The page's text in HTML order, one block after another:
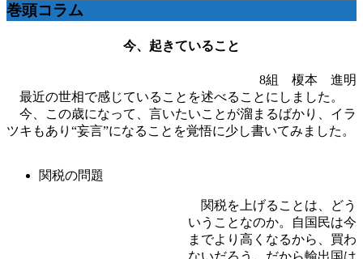
巻頭コラム
今、起きていること
8組 榎本 進明
最近の世相で感じていることを述べることにしました。
今、この歳になって、言いたいことが溜まるばかり、イラ
ツキもあり“妄言”になることを覚悟に少し書いてみました。
関税の問題
関税を上げることは、どう
いうことなのか。自国民は今
までより高くなるから、買わ